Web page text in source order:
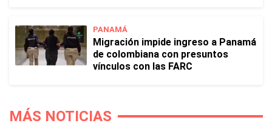
PANAMÁ
Migración impide ingreso a Panamá
de colombiana con presuntos
vínculos con las FARC
MÁS NOTICIAS